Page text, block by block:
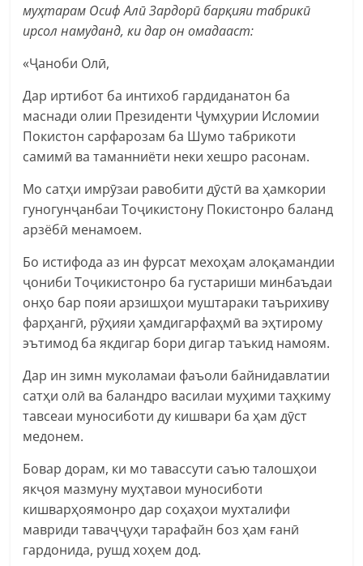
муҳтарам Осиф Алӣ Зардорӣ барқияи табрикӣ
ирсол намуданд, ки дар он омадааст:
«Ҷаноби Олӣ,
Дар иртибот ба интихоб гардиданатон ба
маснади олии Президенти Ҷумҳурии Исломии
Покистон сарфарозам ба Шумо табрикоти
самимӣ ва таманниёти неки хешро расонам.
Мо сатҳи имрӯзаи равобити дӯстӣ ва ҳамкории
гуногунҷанбаи Тоҷикистону Покистонро баланд
арзёбӣ менамоем.
Бо истифода аз ин фурсат мехоҳам алоқамандии
ҷониби Тоҷикистонро ба густариши минбаъдаи
онҳо бар пояи арзишҳои муштараки таърихиву
фарҳангӣ, рӯҳияи ҳамдигарфаҳмӣ ва эҳтирому
эътимод ба якдигар бори дигар таъкид намоям.
Дар ин зимн муколамаи фаъоли байнидавлатии
сатҳи олӣ ва баландро василаи муҳими таҳкиму
тавсеаи муносиботи ду кишвари ба ҳам дӯст
медонем.
Бовар дорам, ки мо тавассути саъю талошҳои
якҷоя мазмуну муҳтавои муносиботи
кишварҳоямонро дар соҳаҳои мухталифи
мавриди таваҷҷуҳи тарафайн боз ҳам ғанӣ
гардонида, рушд хоҳем дод.